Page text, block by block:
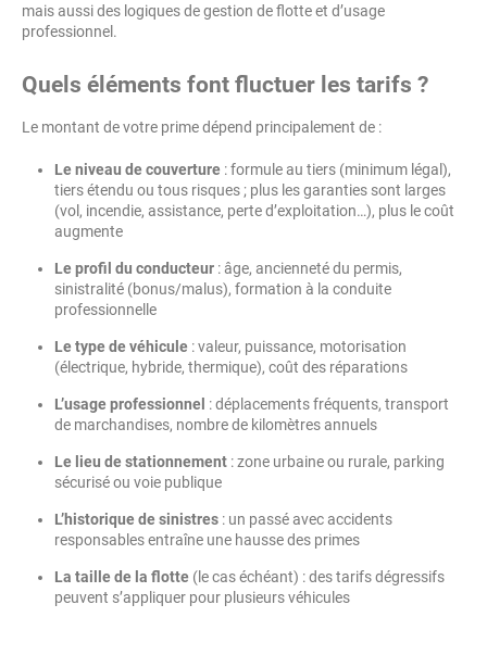
mais aussi des logiques de gestion de flotte et d’usage
professionnel.
Quels éléments font fluctuer les tarifs ?
Le montant de votre prime dépend principalement de :
Le niveau de couverture : formule au tiers (minimum légal),
tiers étendu ou tous risques ; plus les garanties sont larges
(vol, incendie, assistance, perte d’exploitation…), plus le coût
augmente
Le profil du conducteur : âge, ancienneté du permis,
sinistralité (bonus/malus), formation à la conduite
professionnelle
Le type de véhicule : valeur, puissance, motorisation
(électrique, hybride, thermique), coût des réparations
L’usage professionnel : déplacements fréquents, transport
de marchandises, nombre de kilomètres annuels
Le lieu de stationnement : zone urbaine ou rurale, parking
sécurisé ou voie publique
L’historique de sinistres : un passé avec accidents
responsables entraîne une hausse des primes
La taille de la flotte (le cas échéant) : des tarifs dégressifs
peuvent s’appliquer pour plusieurs véhicules